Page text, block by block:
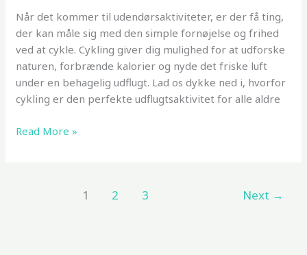
Når det kommer til udendørsaktiviteter, er der få ting,
der kan måle sig med den simple fornøjelse og frihed
ved at cykle. Cykling giver dig mulighed for at udforske
naturen, forbrænde kalorier og nyde det friske luft
under en behagelig udflugt. Lad os dykke ned i, hvorfor
cykling er den perfekte udflugtsaktivitet for alle aldre
Udendørs
Read More »
1 2 3 Next →